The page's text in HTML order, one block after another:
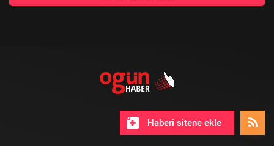
Haberi sitene ekle